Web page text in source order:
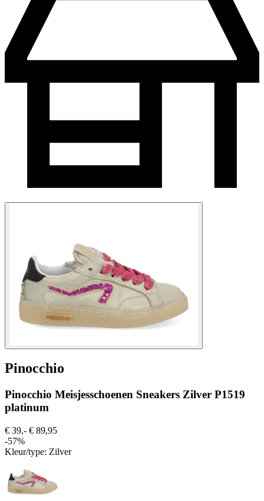
Pinocchio
Pinocchio Meisjesschoenen Sneakers Zilver P1519
platinum
€ 39,- € 89,95
-57%
Kleur/type: Zilver